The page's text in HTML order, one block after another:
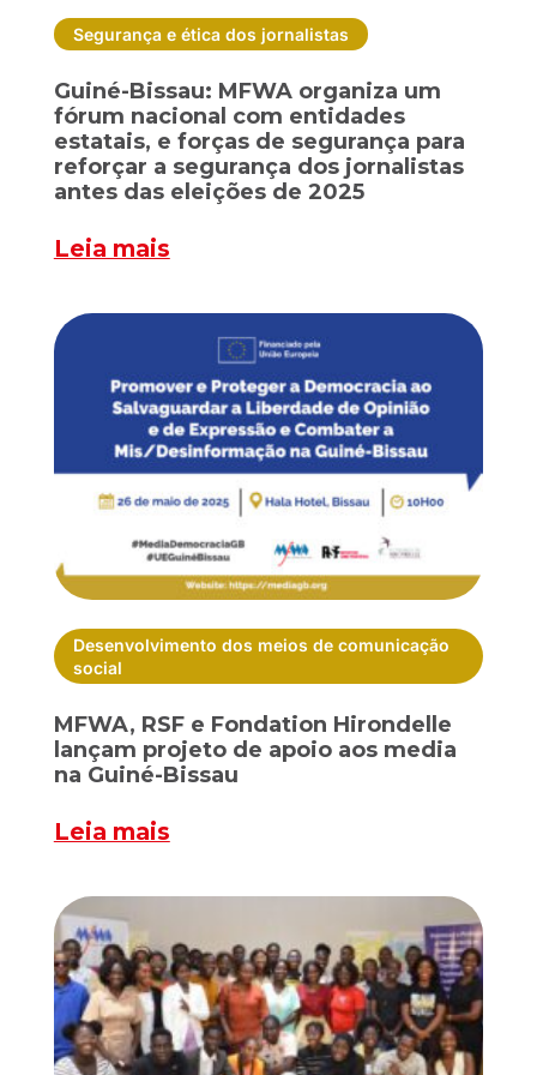
Segurança e ética dos jornalistas
Guiné-Bissau: MFWA organiza um
fórum nacional com entidades
estatais, e forças de segurança para
reforçar a segurança dos jornalistas
antes das eleições de 2025
Leia mais
Desenvolvimento dos meios de comunicação
social
MFWA, RSF e Fondation Hirondelle
lançam projeto de apoio aos media
na Guiné-Bissau
Leia mais